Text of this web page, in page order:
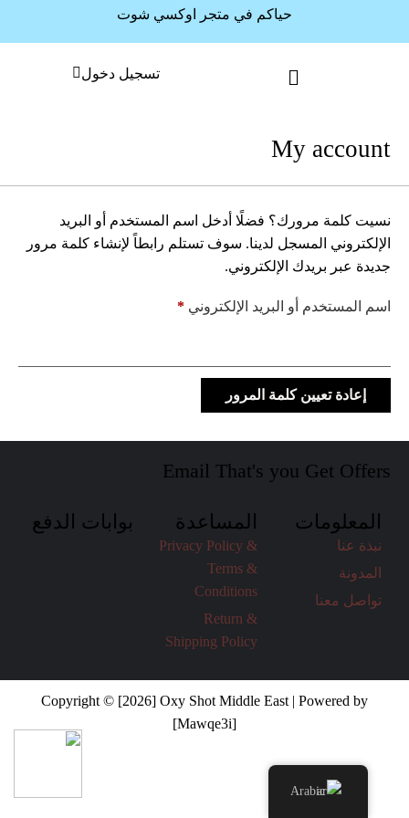
حياكم في متجر اوكسي شوت
تسجيل دخول
My account
نسيت كلمة مرورك؟ فضلًا أدخل اسم المستخدم أو البريد
الإلكتروني المسجل لدينا. سوف تستلم رابطاً لإنشاء كلمة مرور
جديدة عبر بريدك الإلكتروني.
اسم المستخدم أو البريد الإلكتروني *
إعادة تعيين كلمة المرور
Email That's you Get Offers
المعلومات
نبذة عنا
المدونة
تواصل معنا
المساعدة
Privacy Policy &
Terms &
Conditions
Return &
Shipping Policy
بوابات الدفع
Copyright © [2026] Oxy Shot Middle East | Powered by
[Mawqe3i]
Arabic